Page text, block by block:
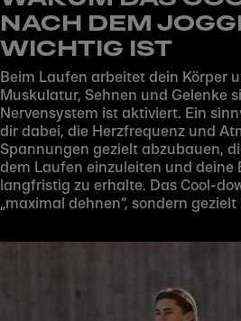
Play
NACH DEM
WICHTIG IST
Beim Laufen arbeitet dein Körper
Muskulatur, Sehnen und Gelenke
Nervensystem ist aktiviert. Ein
dir dabei, die Herzfrequenz und
Spannungen gezielt abzubauen,
dem Laufen einzuleiten und deine
langfristig zu erhalte. Das Cool-
„maximal dehnen“, sondern